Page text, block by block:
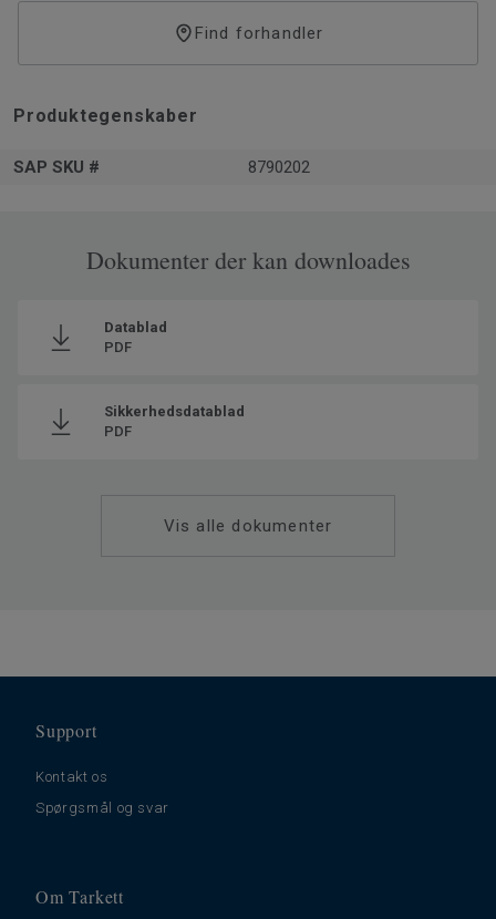
Find forhandler
Produktegenskaber
SAP SKU # 8790202
Dokumenter der kan downloades
Datablad
PDF
Sikkerhedsdatablad
PDF
Vis alle dokumenter
Support
Kontakt os
Spørgsmål og svar
Om Tarkett